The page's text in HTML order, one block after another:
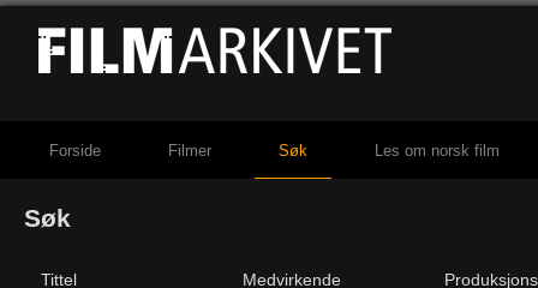
Forside Filmer Søk Les om norsk film
Søk
Tittel Medvirkende